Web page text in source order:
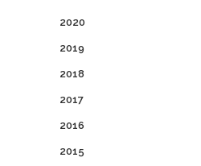
2020
2019
2018
2017
2016
2015